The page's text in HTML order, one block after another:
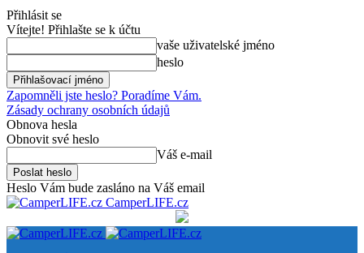
Přihlásit se
Vítejte! Přihlašte se k účtu
vaše uživatelské jméno
heslo
Zapomněli jste heslo? Poradíme Vám.
Zásady ochrany osobních údajů
Obnova hesla
Obnovit své heslo
Váš e-mail
Heslo Vám bude zasláno na Váš email
CamperLIFE.cz